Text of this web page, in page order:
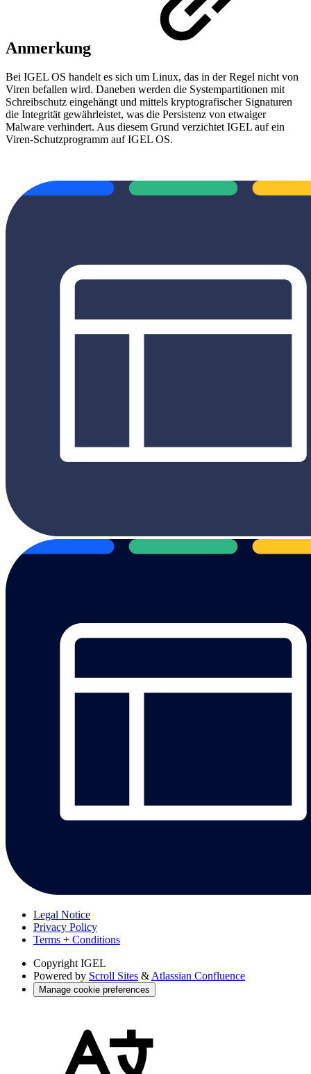
Anmerkung
Bei IGEL OS handelt es sich um Linux, das in der Regel nicht von
Viren befallen wird. Daneben werden die Systempartitionen mit
Schreibschutz eingehängt und mittels kryptografischer Signaturen
die Integrität gewährleistet, was die Persistenz von etwaiger
Malware verhindert. Aus diesem Grund verzichtet IGEL auf ein
Viren-Schutzprogramm auf IGEL OS.
Legal Notice
Privacy Policy
Terms + Conditions
Copyright IGEL
Powered by Scroll Sites &Atlassian Confluence
Manage cookie preferences